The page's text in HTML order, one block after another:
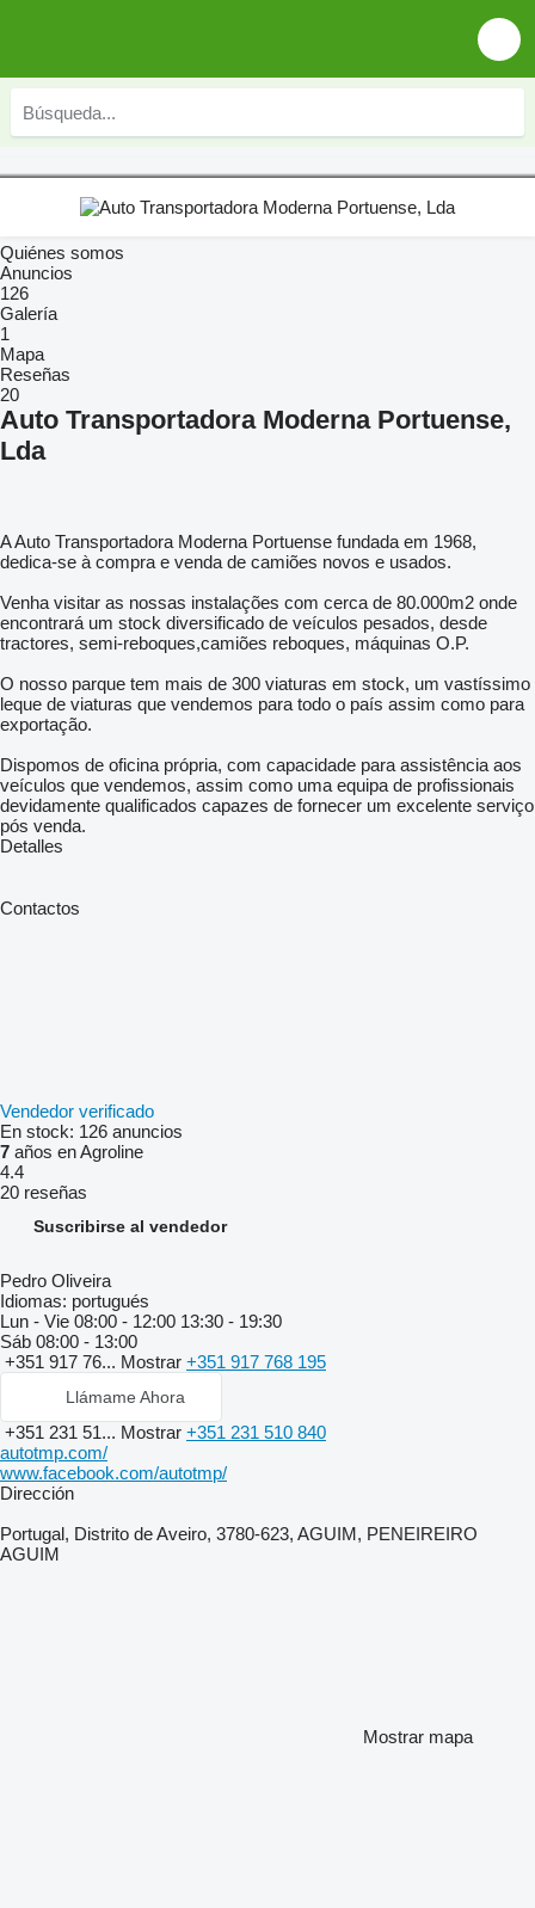
Quiénes somos
Anuncios
126
Galería
1
Mapa
Reseñas
20
Auto Transportadora Moderna Portuense,
Lda
A Auto Transportadora Moderna Portuense fundada em 1968,
dedica-se à compra e venda de camiões novos e usados.
Venha visitar as nossas instalações com cerca de 80.000m2 onde
encontrará um stock diversificado de veículos pesados, desde
tractores, semi-reboques,camiões reboques, máquinas O.P.
O nosso parque tem mais de 300 viaturas em stock, um vastíssimo
leque de viaturas que vendemos para todo o país assim como para
exportação.
Dispomos de oficina própria, com capacidade para assistência aos
veículos que vendemos, assim como uma equipa de profissionais
devidamente qualificados capazes de fornecer um excelente serviço
pós venda.
Detalles
Contactos
Vendedor verificado
En stock: 126 anuncios
7 años en Agroline
4.4
20 reseñas
Suscribirse al vendedor
Pedro Oliveira
Idiomas: portugués
Lun - Vie 08:00 - 12:00 13:30 - 19:30
Sáb 08:00 - 13:00
+351 917 76... Mostrar +351 917 768 195
Llámame Ahora
+351 231 51... Mostrar +351 231 510 840
autotmp.com/
www.facebook.com/autotmp/
Dirección
Portugal, Distrito de Aveiro, 3780-623, AGUIM, PENEIREIRO
AGUIM
Mostrar mapa